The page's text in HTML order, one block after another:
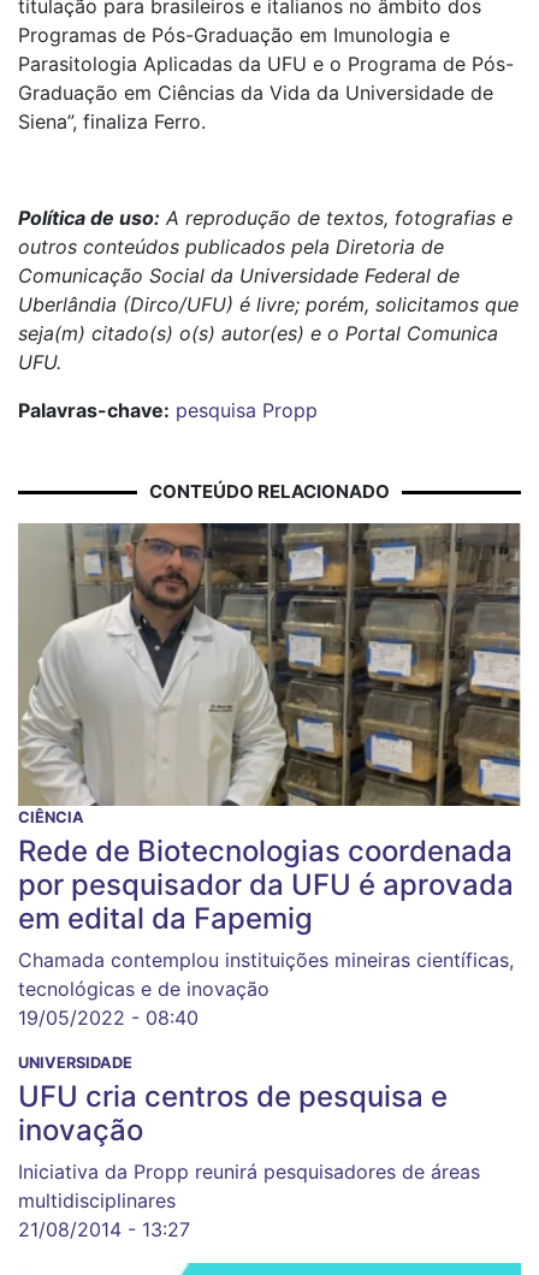
titulação para brasileiros e italianos no âmbito dos
Programas de Pós-Graduação em Imunologia e
Parasitologia Aplicadas da UFU e o Programa de Pós-
Graduação em Ciências da Vida da Universidade de
Siena”, finaliza Ferro.
Política de uso: A reprodução de textos, fotografias e
outros conteúdos publicados pela Diretoria de
Comunicação Social da Universidade Federal de
Uberlândia (Dirco/UFU) é livre; porém, solicitamos que
seja(m) citado(s) o(s) autor(es) e o Portal Comunica
UFU.
Palavras-chave: pesquisa Propp
CONTEÚDO RELACIONADO
CIÊNCIA
Rede de Biotecnologias coordenada
por pesquisador da UFU é aprovada
em edital da Fapemig
Chamada contemplou instituições mineiras científicas,
tecnológicas e de inovação
19/05/2022 - 08:40
UNIVERSIDADE
UFU cria centros de pesquisa e
inovação
Iniciativa da Propp reunirá pesquisadores de áreas
multidisciplinares
21/08/2014 - 13:27